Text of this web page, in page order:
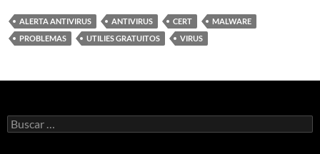
ALERTA ANTIVIRUS ANTIVIRUS CERT
MALWARE
PROBLEMAS
UTILIES GRATUITOS VIRUS
Buscar: